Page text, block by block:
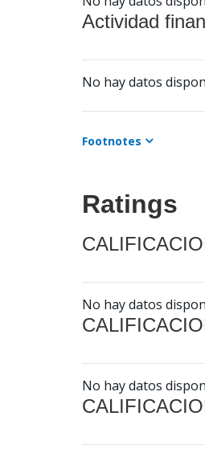
Actividad
No hay datos
Footnotes
Ratings
No hay datos
No hay datos